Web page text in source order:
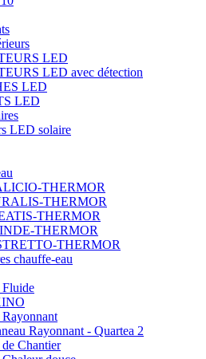
LED
LED avec détection
LED
LED
LED solaire
THERMOR
THERMOR
THERMOR
THERMOR
THERMOR
chauffe-eau
Fluide
Rayonnant - Quartea 2
Chantier